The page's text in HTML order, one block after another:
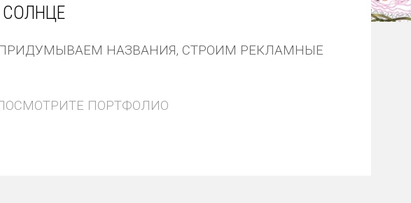
СОЛНЦЕ
НАЗВАНИЯ, СТРОИМ РЕКЛАМНЫЕ
ПОРТФОЛИО